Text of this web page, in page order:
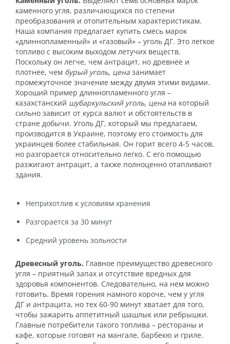
каменного угля, различающихся по степени
преобразования и отопительным характеристикам.
Наша компания предлагает купить смесь марок
«длиннопламенный» и «газовый» – уголь ДГ. Это легкое
топливо с высоким выходом летучих веществ.
Поскольку он легче, чем антрацит, но древнее и
плотнее, чем бурый уголь, цена занимает
промежуточное значение между двумя этими видами.
Хороший пример длиннопламенного угля –
казахстанский шубаркульский уголь, цена на который
сильно зависит от курса валют и обстоятельств в
стране добычи. Уголь ДГ, который мы предлагаем,
производится в Украине, поэтому его стоимость для
украинцев более стабильная. Он горит всего 4-5 часов,
но разгорается относительно легко. С его помощью
разжигают антрацит, а также полноценно отапливают
здания.
Неприхотлив к условиям хранения
Разгорается за 30 минут
Средний уровень зольности
Древесный уголь. Главное преимущество древесного
угля – приятный запах и отсутствие вредных для
здоровья компонентов. Следовательно, на нем можно
готовить. Время горения намного короче, чем у угля
ДГ и антрацита, но тех 60-90 минут хватает для того,
чтобы зажарить аппетитный шашлык или ребрышки.
Главные потребители такого топлива – рестораны и
кафе, которые готовят на мангале, барбекю и гриле.